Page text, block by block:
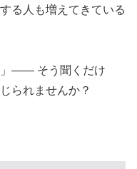
る人も増えてきている
」—— そう聞くだけ
られませんか？